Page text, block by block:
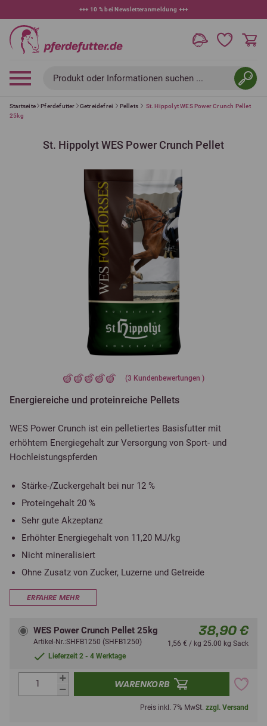
+++ 10 % bei Newsletteranmeldung +++
Produkt oder Informationen suchen ...
Startseite Pferdefutter Getreidefrei Pellets
St. Hippolyt WES Power Crunch Pellet
25kg
St. Hippolyt WES Power Crunch Pellet
(3 Kundenbewertungen )
Energiereiche und proteinreiche Pellets
WES Power Crunch ist ein pelletiertes Basisfutter mit
erhöhtem Energiegehalt zur Versorgung von Sport- und
Hochleistungspferden
Stärke-/Zuckergehalt bei nur 12 %
Proteingehalt 20 %
Sehr gute Akzeptanz
Erhöhter Energiegehalt von 11,20 MJ/kg
Nicht mineralisiert
Ohne Zusatz von Zucker, Luzerne und Getreide
ERFAHRE MEHR
WES Power Crunch Pellet 25kg
Artikel-Nr.:SHFB1250 (SHFB1250)
Lieferzeit 2 - 4 Werktage
38,90 €
1,56 € / kg 25.00 kg Sack
WARENKORB
Preis inkl. 7% MwSt. zzgl. Versand